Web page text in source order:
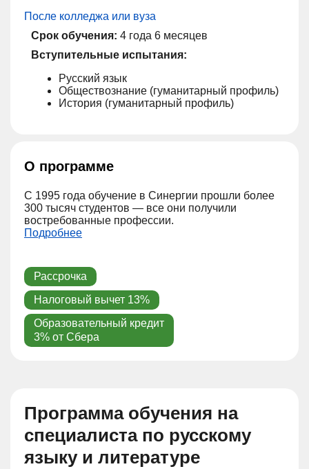
После колледжа или вуза
Срок обучения: 4 года 6 месяцев
Вступительные испытания:
Русский язык
Обществознание (гуманитарный профиль)
История (гуманитарный профиль)
О программе
С 1995 года обучение в ‎Синергии прошли более
300 тысяч студентов — все они получили
востребованные профессии.
Подробнее
Рассрочка
Налоговый вычет 13%
Образовательный кредит
3% от Сбера
Программа обучения на
специалиста по русскому
языку и литературе